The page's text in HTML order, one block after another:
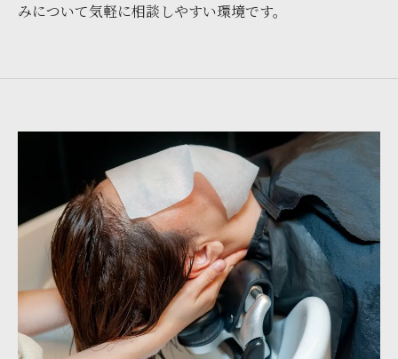
みについて気軽に相談しやすい環境です。